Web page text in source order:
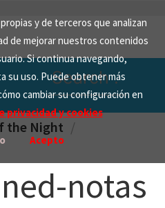
y de terceros que analizan
de mejorar nuestros contenidos
Si continua navegando,
su uso. Puede obtener más
cambiar su configuración en
privacidad y cookies
Acepto
Search
for:
the Night
notas